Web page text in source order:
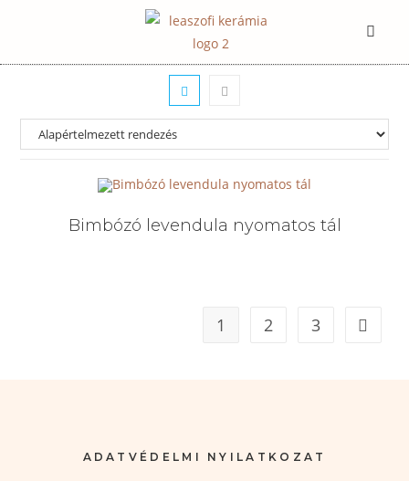
Bimbózó levendula nyomatos tál
1 2 3
ADATVÉDELMI NYILATKOZAT